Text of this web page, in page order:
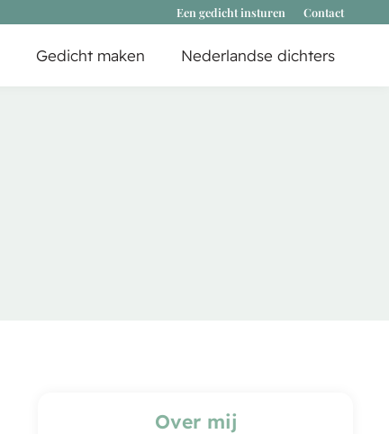
Een gedicht insturen Contact
Gedicht maken Nederlandse dichters
Over mij